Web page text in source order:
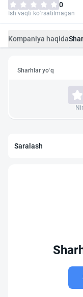
0
Ish vaqti ko‘rsatilmagan
Kompaniya haqida
Sharhlar yo‘q
Saralash